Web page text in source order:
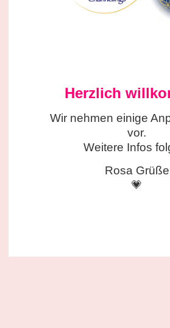
Herzlich
Wir nehmen einige
vor.
Weitere Infos
Rosa Grüße
💗